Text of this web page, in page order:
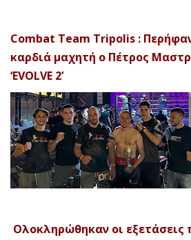
Combat Team Tripolis :
καρδιά μαχητή ο Πέτρος
‘EVOLVE 2’
Ολοκληρώθηκαν οι εξετάσεις